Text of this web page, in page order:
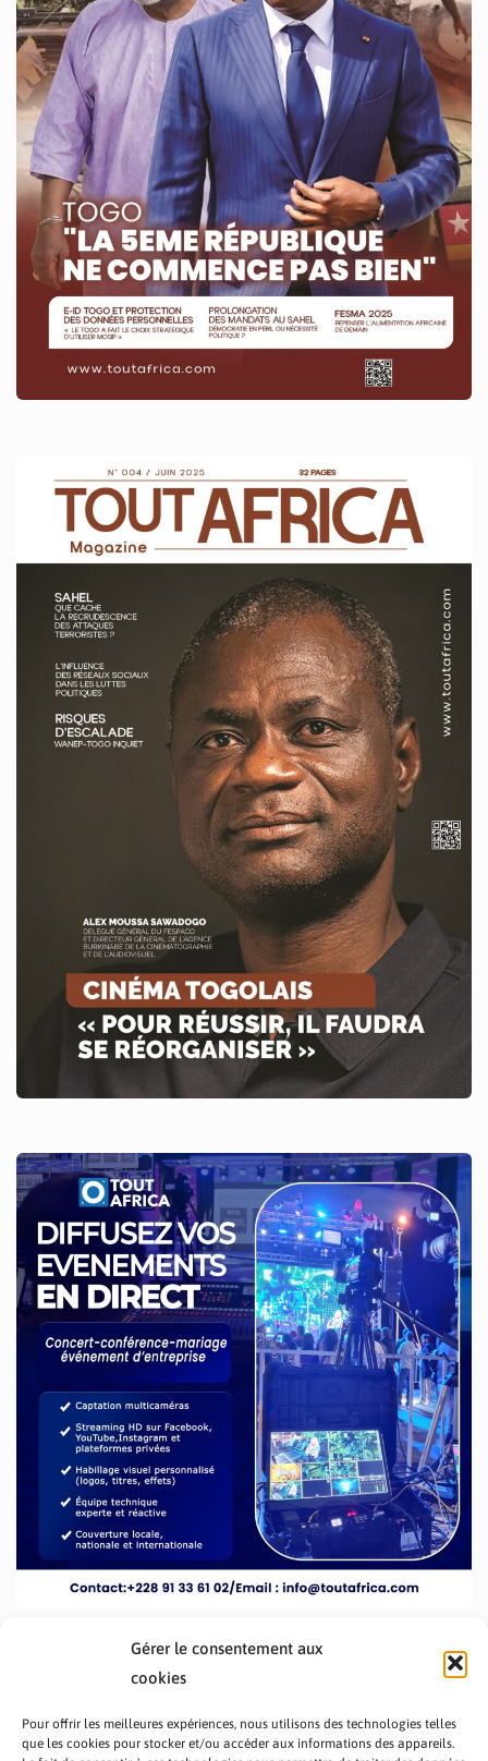
Gérer le consentement aux
cookies
Pour offrir les meilleures expériences, nous utilisons des technologies telles
que les cookies pour stocker et/ou accéder aux informations des appareils.